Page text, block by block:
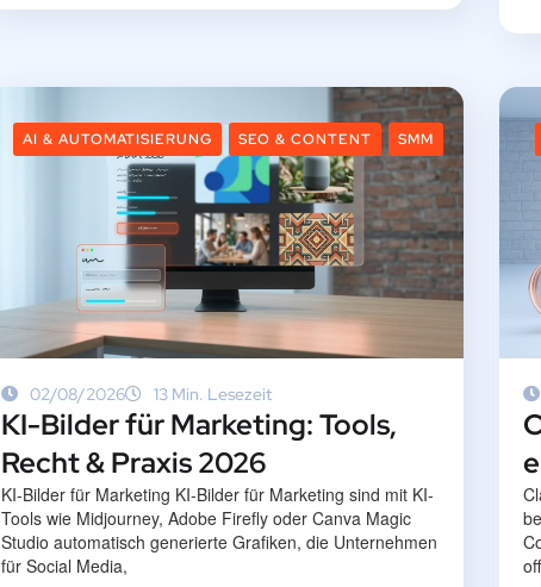
AI & AUTOMATISIERUNG SEO & CONTENT SMM
02/08/2026 13 Min. Lesezeit
KI-Bilder für Marketing: Tools,
Recht & Praxis 2026
KI-Bilder für Marketing KI-Bilder für Marketing sind mit KI-
Tools wie Midjourney, Adobe Firefly oder Canva Magic
Studio automatisch generierte Grafiken, die Unternehmen
für Social Media,